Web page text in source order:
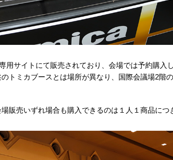
用サイトにて販売されており、会場では予約購入
トミカブースとは場所が異なり、国際会議場2階
販売いずれ場合も購入できるのは１人１商品につ